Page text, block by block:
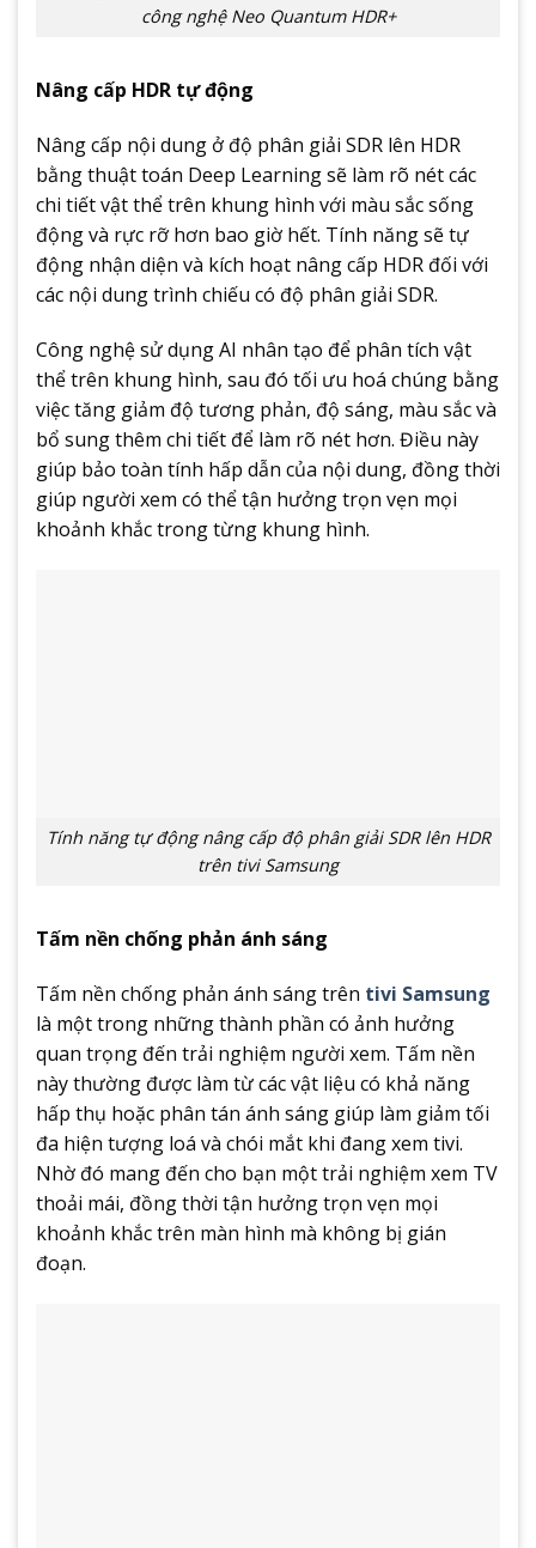
công nghệ Neo Quantum HDR+
Nâng cấp HDR tự động
Nâng cấp nội dung ở độ phân giải SDR lên HDR
bằng thuật toán Deep Learning sẽ làm rõ nét các
chi tiết vật thể trên khung hình với màu sắc sống
động và rực rỡ hơn bao giờ hết. Tính năng sẽ tự
động nhận diện và kích hoạt nâng cấp HDR đối với
các nội dung trình chiếu có độ phân giải SDR.
Công nghệ sử dụng AI nhân tạo để phân tích vật
thể trên khung hình, sau đó tối ưu hoá chúng bằng
việc tăng giảm độ tương phản, độ sáng, màu sắc và
bổ sung thêm chi tiết để làm rõ nét hơn. Điều này
giúp bảo toàn tính hấp dẫn của nội dung, đồng thời
giúp người xem có thể tận hưởng trọn vẹn mọi
khoảnh khắc trong từng khung hình.
Tính năng tự động nâng cấp độ phân giải SDR lên HDR
trên tivi Samsung
Tấm nền chống phản ánh sáng
Tấm nền chống phản ánh sáng trên tivi Samsung
là một trong những thành phần có ảnh hưởng
quan trọng đến trải nghiệm người xem. Tấm nền
này thường được làm từ các vật liệu có khả năng
hấp thụ hoặc phân tán ánh sáng giúp làm giảm tối
đa hiện tượng loá và chói mắt khi đang xem tivi.
Nhờ đó mang đến cho bạn một trải nghiệm xem TV
thoải mái, đồng thời tận hưởng trọn vẹn mọi
khoảnh khắc trên màn hình mà không bị gián
đoạn.